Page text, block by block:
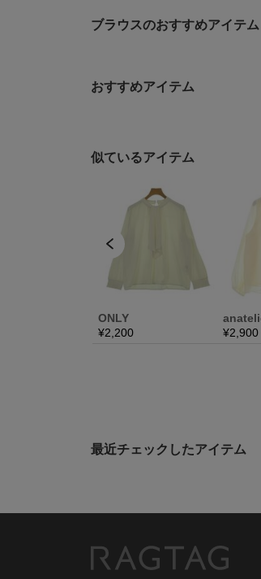
ブラウスのおすすめアイテム
おすすめアイテム
最近チェックしたアイテム